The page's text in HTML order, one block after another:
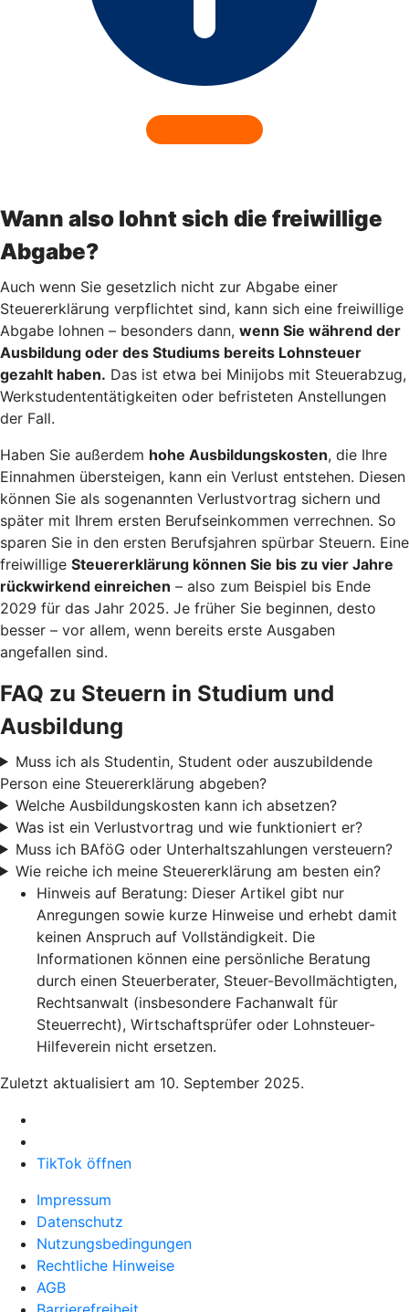
Wann also lohnt sich die freiwillige
Abgabe?
Auch wenn Sie gesetzlich nicht zur Abgabe einer
Steuererklärung verpflichtet sind, kann sich eine freiwillige
Abgabe lohnen – besonders dann, wenn Sie während der
Ausbildung oder des Studiums bereits Lohnsteuer
gezahlt haben. Das ist etwa bei Minijobs mit Steuerabzug,
Werkstudententätigkeiten oder befristeten Anstellungen
der Fall.
Haben Sie außerdem hohe Ausbildungskosten, die Ihre
Einnahmen übersteigen, kann ein Verlust entstehen. Diesen
können Sie als sogenannten Verlustvortrag sichern und
später mit Ihrem ersten Berufseinkommen verrechnen. So
sparen Sie in den ersten Berufsjahren spürbar Steuern. Eine
freiwillige Steuererklärung können Sie bis zu vier Jahre
rückwirkend einreichen – also zum Beispiel bis Ende
2029 für das Jahr 2025. Je früher Sie beginnen, desto
besser – vor allem, wenn bereits erste Ausgaben
angefallen sind.
FAQ zu Steuern in Studium und
Ausbildung
Muss ich als Studentin, Student oder auszubildende
Person eine Steuererklärung abgeben?
Welche Ausbildungskosten kann ich absetzen?
Was ist ein Verlustvortrag und wie funktioniert er?
Muss ich BAföG oder Unterhaltszahlungen versteuern?
Wie reiche ich meine Steuererklärung am besten ein?
Hinweis auf Beratung: Dieser Artikel gibt nur
Anregungen sowie kurze Hinweise und erhebt damit
keinen Anspruch auf Vollständigkeit. Die
Informationen können eine persönliche Beratung
durch einen Steuerberater, Steuer-Bevollmächtigten,
Rechtsanwalt (insbesondere Fachanwalt für
Steuerrecht), Wirtschaftsprüfer oder Lohnsteuer-
Hilfeverein nicht ersetzen.
Zuletzt aktualisiert am 10. September 2025.
TikTok öffnen
Impressum
Datenschutz
Nutzungsbedingungen
Rechtliche Hinweise
AGB